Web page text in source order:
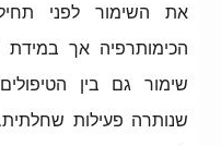
את השימור לפני
הכימותרפיה אך במידת
שימור גם בין
שנותרה פעילות